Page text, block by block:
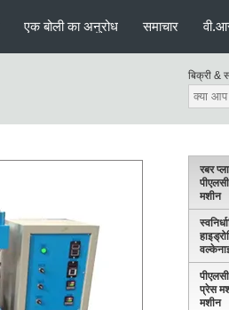
एक बोली का अनुरोध समाचार
बिक्री &
रबर
मशीन
प्रेस
मशीन